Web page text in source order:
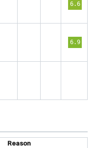
6.6
6.9
Reason